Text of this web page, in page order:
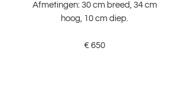
Afmetingen: 30 cm breed, 34 cm
hoog, 10 cm diep.
€ 650